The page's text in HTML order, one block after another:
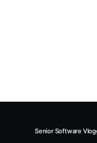
Senior Software